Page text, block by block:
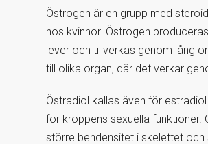
Östrogen är en grupp med
hos kvinnor. Östrogen
lever och tillverkas genom lång
till olika organ, där det verkar
Östradiol kallas även för
för kroppens sexuella
större bendensitet i skelettet